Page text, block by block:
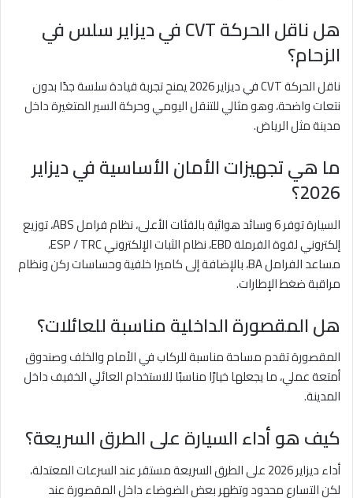
هل ناقل الحركة CVT في ديزاير سلس في
الزحام؟
ناقل الحركة CVT في ديزاير 2026 يمنح تجربة قيادة سلسة جدًا بدون
نتعات واضحة، وهو مثالي للتنقل اليومي وحركة السير المتغيرة داخل
مدينة مثل الرياض.
ما هي تجهيزات الأمان الأساسية في ديزاير
2026؟
السيارة توفر 6 وسائد هوائية بالفئات الأعلى، نظام فرامل ABS، توزيع
إلكتروني لقوة الفرملة EBD، نظام الثبات الإلكتروني ESP / TRC،
مساعد الفرامل BA، بالإضافة إلى كاميرا خلفية وحساسات ركن ونظام
مراقبة ضغط الإطارات.
هل المقصورة الداخلية مناسبة للعائلات؟
المقصورة تقدم مساحة مناسبة للركاب في الأمام والخلف وصندوق
أمتعة عملي، ما يجعلها خيارًا مناسبًا للاستخدام العائلي الخفيف داخل
المدينة.
كيف هو أداء السيارة على الطرق السريعة؟
أداء ديزاير 2026 على الطرق السريعة مستقر عند السرعات المعتدلة،
لكن التسارع محدود وتظهر بعض الضوضاء داخل المقصورة عند